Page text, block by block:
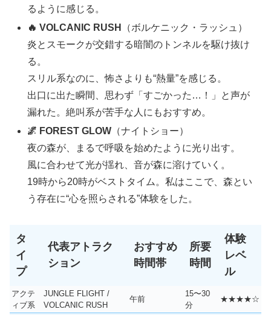
るように感じる。
🔥 VOLCANIC RUSH
（ボルケニック・ラッシュ）
炎とスモークが交錯する暗闇のトンネルを駆け抜け
る。
スリル系なのに、怖さよりも“熱量”を感じる。
出口に出た瞬間、思わず「すごかった…！」と声が
漏れた。絶叫系が苦手な人にもおすすめ。
🌌 FOREST GLOW （ナイトショー）
夜の森が、まるで呼吸を始めたように光り出す。
風に合わせて光が揺れ、音が森に溶けていく。
19時から20時がベストタイム。私はここで、森とい
う存在に“心を照らされる”体験をした。
タ
イ
プ
代表アトラク
ション
おすすめ
時間帯
所要
時間
体験
レベ
ル
アクテ
ィブ系
JUNGLE FLIGHT /
VOLCANIC RUSH
午前
15〜30
分
★★★★☆